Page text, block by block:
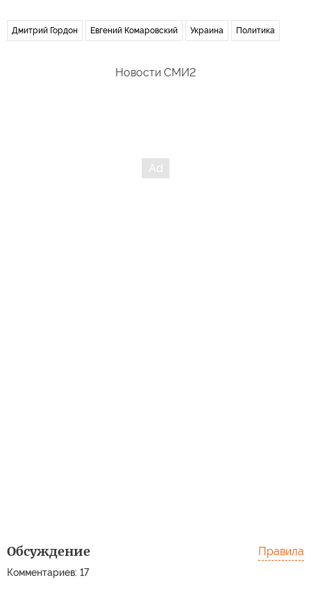
Дмитрий Гордон Евгений Комаровский Украина Политика
Новости СМИ2
Обсуждение
Комментариев: 17
Правила